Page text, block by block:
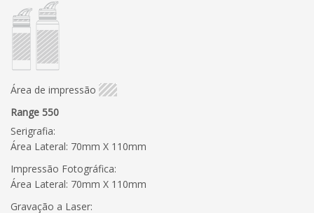
Área de impressão
Range 550
Serigrafia:
Área Lateral: 70mm X 110mm
Impressão Fotográfica:
Área Lateral: 70mm X 110mm
Gravação a Laser: